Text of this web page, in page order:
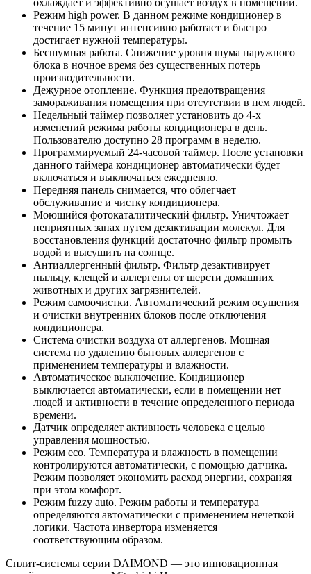
охлаждает и эффективно осушает воздух в помещении.
Режим high power. В данном режиме кондиционер в
течение 15 минут интенсивно работает и быстро
достигает нужной температуры.
Бесшумная работа. Снижение уровня шума наружного
блока в ночное время без существенных потерь
производительности.
Дежурное отопление. Функция предотвращения
замораживания помещения при отсутствии в нем людей.
Недельный таймер позволяет установить до 4-х
изменений режима работы кондиционера в день.
Пользователю доступно 28 программ в неделю.
Программируемый 24-часовой таймер. После установки
данного таймера кондиционер автоматически будет
включаться и выключаться ежедневно.
Передняя панель снимается, что облегчает
обслуживание и чистку кондиционера.
Моющийся фотокаталитический фильтр. Уничтожает
неприятных запах путем дезактивации молекул. Для
восстановления функций достаточно фильтр промыть
водой и высушить на солнце.
Антиаллергенный фильтр. Фильтр дезактивирует
пыльцу, клещей и аллергены от шерсти домашних
животных и других загрязнителей.
Режим самоочистки. Автоматический режим осушения
и очистки внутренних блоков после отключения
кондиционера.
Система очистки воздуха от аллергенов. Мощная
система по удалению бытовых аллергенов с
применением температуры и влажности.
Автоматическое выключение. Кондиционер
выключается автоматически, если в помещении нет
людей и активности в течение определенного периода
времени.
Датчик определяет активность человека с целью
управления мощностью.
Режим eco. Температура и влажность в помещении
контролируются автоматически, с помощью датчика.
Режим позволяет экономить расход энергии, сохраняя
при этом комфорт.
Режим fuzzy auto. Режим работы и температура
определяются автоматически с применением нечеткой
логики. Частота инвертора изменяется
соответствующим образом.
Сплит-системы серии DAIMOND — это инновационная